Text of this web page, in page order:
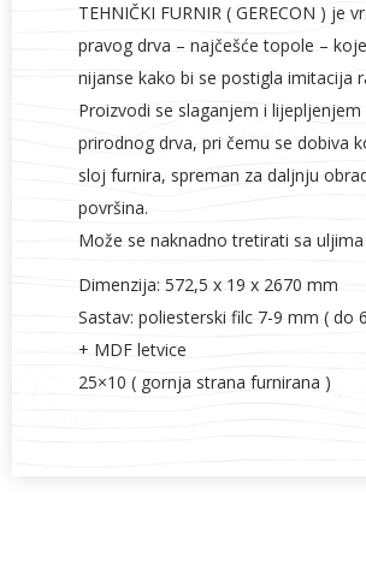
TEHNIČKI FURNIR ( GERECON ) je
pravog drva – najčešće topole –
nijanse kako bi se postigla imitacija
Proizvodi se slaganjem i
prirodnog drva, pri čemu se dobiva
sloj furnira, spreman za daljnju
površina.
Može se naknadno tretirati sa
Dimenzija: 572,5 x 19 x 2670 mm
Sastav: poliesterski filc 7-9 mm ( do
+ MDF letvice
25×10 ( gornja strana furnirana )